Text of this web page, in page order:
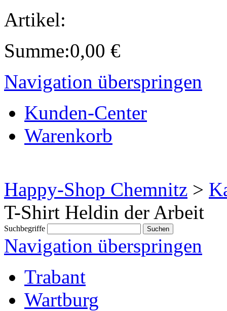
Artikel:
Summe:0,00 €
Navigation überspringen
Kunden-Center
Warenkorb
Happy-Shop Chemnitz >
T-Shirt Heldin der Arbeit
Suchbegriffe
Navigation überspringen
Trabant
Wartburg